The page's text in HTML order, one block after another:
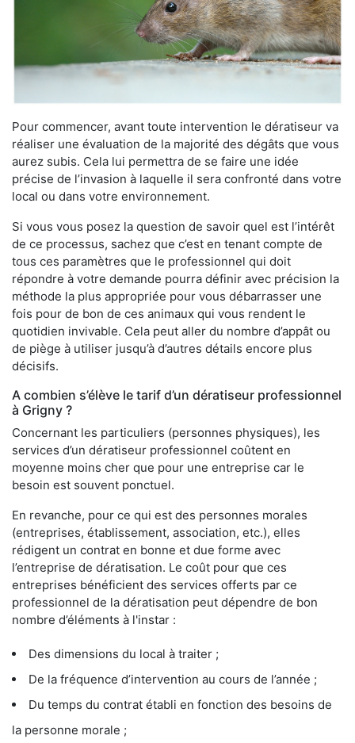
Pour commencer, avant toute intervention le dératiseur va
réaliser une évaluation de la majorité des dégâts que vous
aurez subis. Cela lui permettra de se faire une idée
précise de l’invasion à laquelle il sera confronté dans votre
local ou dans votre environnement.
Si vous vous posez la question de savoir quel est l’intérêt
de ce processus, sachez que c’est en tenant compte de
tous ces paramètres que le professionnel qui doit
répondre à votre demande pourra définir avec précision la
méthode la plus appropriée pour vous débarrasser une
fois pour de bon de ces animaux qui vous rendent le
quotidien invivable. Cela peut aller du nombre d’appât ou
de piège à utiliser jusqu’à d’autres détails encore plus
décisifs.
A combien s’élève le tarif d’un dératiseur professionnel
à Grigny ?
Concernant les particuliers (personnes physiques), les
services d’un dératiseur professionnel coûtent en
moyenne moins cher que pour une entreprise car le
besoin est souvent ponctuel.
En revanche, pour ce qui est des personnes morales
(entreprises, établissement, association, etc.), elles
rédigent un contrat en bonne et due forme avec
l’entreprise de dératisation. Le coût pour que ces
entreprises bénéficient des services offerts par ce
professionnel de la dératisation peut dépendre de bon
nombre d’éléments à l'instar :
Des dimensions du local à traiter ;
De la fréquence d’intervention au cours de l’année ;
Du temps du contrat établi en fonction des besoins de
la personne morale ;